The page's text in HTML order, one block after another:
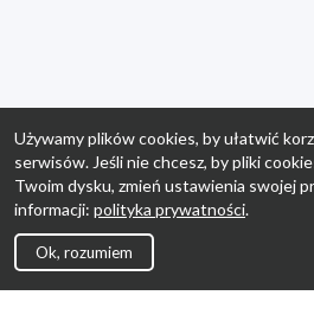
Używamy plików cookies, by ułatwić
serwisów. Jeśli nie chcesz, by pliki
Twoim dysku, zmień ustawienia swojej
informacji: polityka prywatności.
Ok, rozumiem